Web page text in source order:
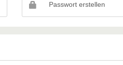
Passwort erstellen